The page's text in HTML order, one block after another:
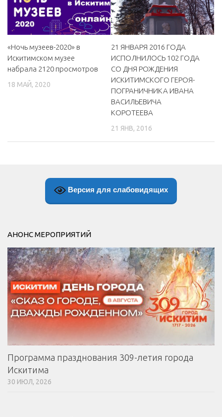
«Ночь музеев-2020» в
Искитимском музее
набрала 2120 просмотров
18 МАЙ, 2020
21 ЯНВАРЯ 2016 ГОДА
ИСПОЛНИЛОСЬ 102 ГОДА
СО ДНЯ РОЖДЕНИЯ
ИСКИТИМСКОГО ГЕРОЯ-
ПОГРАНИЧНИКА ИВАНА
ВАСИЛЬЕВИЧА
КОРОТЕЕВА
21 ЯНВ, 2016
Версия для слабовидящих
АНОНС МЕРОПРИЯТИЙ
Программа празднования 309-летия города
Искитима
30 ИЮЛ, 2026